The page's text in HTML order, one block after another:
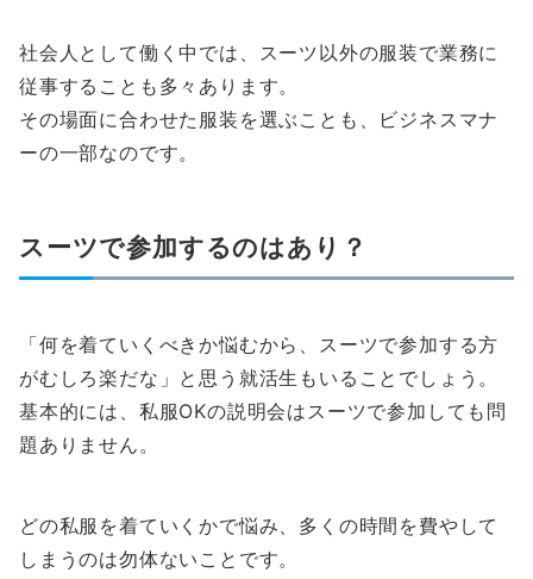
社会人として働く中では、スーツ以外の服装で業務に
従事することも多々あります。
その場面に合わせた服装を選ぶことも、ビジネスマナ
ーの一部なのです。
スーツで参加するのはあり？
「何を着ていくべきか悩むから、スーツで参加する方
がむしろ楽だな」と思う就活生もいることでしょう。
基本的には、私服OKの説明会はスーツで参加しても問
題ありません。
どの私服を着ていくかで悩み、多くの時間を費やして
しまうのは勿体ないことです。